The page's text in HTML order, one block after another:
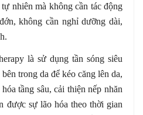
nhiên mà không cần tác động
không cần nghỉ dưỡng dài,
là sử dụng tần sóng siêu
trong da để kéo căng lên da,
tầng sâu, cải thiện nếp nhăn
được sự lão hóa theo thời gian